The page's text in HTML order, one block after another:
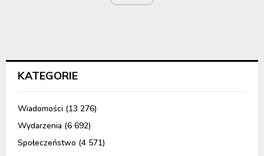
KATEGORIE
Wiadomości (13 276)
Wydarzenia (6 692)
Społeczeństwo (4 571)